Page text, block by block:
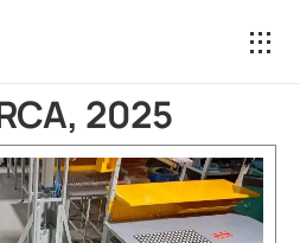
2025